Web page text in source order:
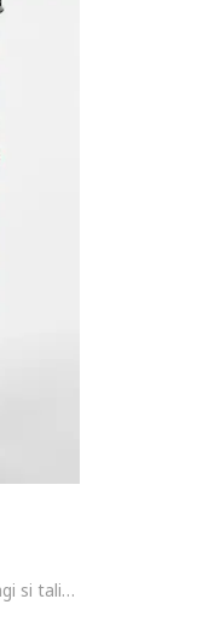
Pantaloni scurti cu model in dungi si talie inalta, Alb/Negru